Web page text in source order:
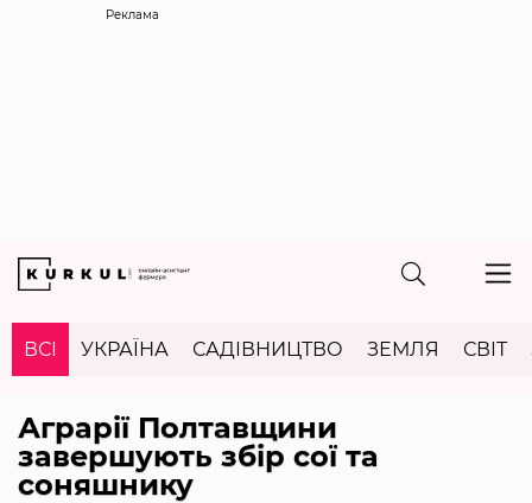
Реклама
ВСІ УКРАЇНА САДІВНИЦТВО ЗЕМЛЯ СВІТ
Аграрії Полтавщини
завершують збір сої та
соняшнику